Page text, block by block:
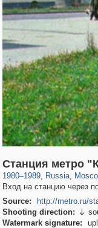
Станция метро
1980–1989, Russia
1,406,699
,
319,864 8,286
Вход на станцию через
Source:
http://metro.ru/
Shooting direction: 
Watermark signature: